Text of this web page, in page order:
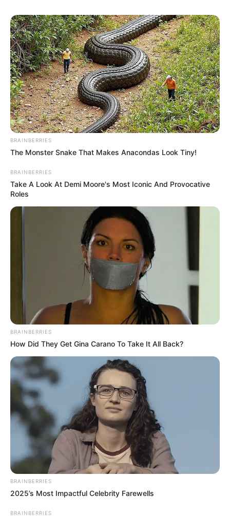
BRAINBERRIES
The Monster Snake That Makes Anacondas Look Tiny!
BRAINBERRIES
Take A Look At Demi Moore's Most Iconic And Provocative
Roles
BRAINBERRIES
How Did They Get Gina Carano To Take It All Back?
BRAINBERRIES
2025’s Most Impactful Celebrity Farewells
BRAINBERRIES